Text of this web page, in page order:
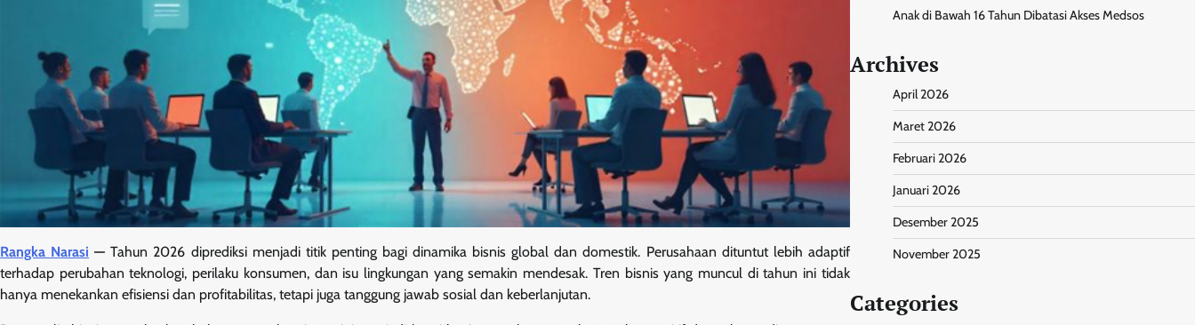
Rangka Narasi —Tahun 2026 diprediksi menjadi titik penting bagi dinamika bisnis global dan domestik. Perusahaan dituntut lebih adaptif
terhadap perubahan teknologi, perilaku konsumen, dan isu lingkungan yang semakin mendesak. Tren bisnis yang muncul di tahun ini tidak
hanya menekankan efisiensi dan profitabilitas, tetapi juga tanggung jawab sosial dan keberlanjutan.
Anak di Bawah 16 Tahun Dibatasi Akses Medsos
Archives
April 2026
Maret 2026
Februari 2026
Januari 2026
Desember 2025
November 2025
Categories